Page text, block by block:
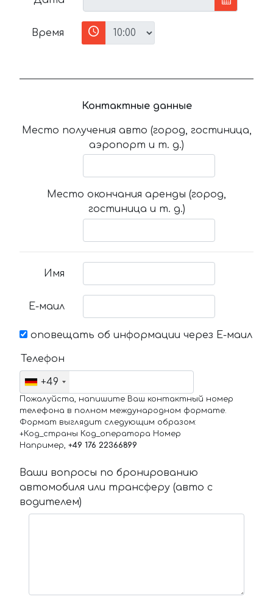
Время
Контактные данные
Место получения авто (город, гостиница,
аэропорт и т. д.)
Место окончания аренды (город,
гостиница и т. д.)
Имя
Е-маил
оповещать об информации через Е-маил
Телефон
+49
Пожалуйста, напишите Ваш контактный номер
телефона в полном международном формате.
Формат выглядит следующим образом:
+Код_страны Код_оператора Номер
Например, +49 176 22366899
Ваши вопросы по бронированию
автомобиля или трансферу (авто с
водителем)